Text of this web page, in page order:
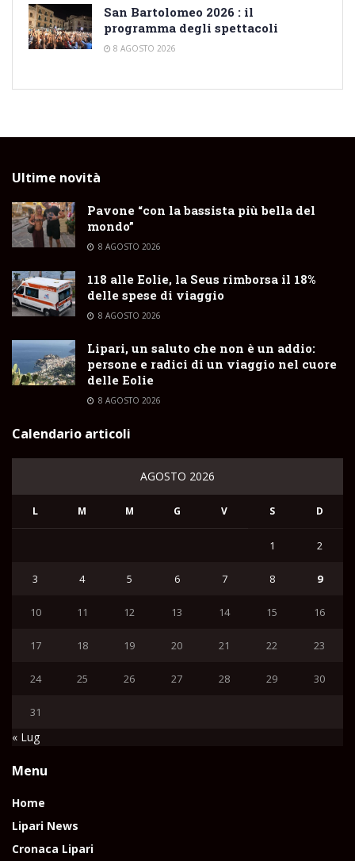
San Bartolomeo 2026 : il
programma degli spettacoli
8 AGOSTO 2026
Ultime novità
Pavone “con la bassista più bella del
mondo”
8 AGOSTO 2026
118 alle Eolie, la Seus rimborsa il 18%
delle spese di viaggio
8 AGOSTO 2026
Lipari, un saluto che non è un addio:
persone e radici di un viaggio nel cuore
delle Eolie
8 AGOSTO 2026
Calendario articoli
AGOSTO 2026
L M M G V S D
1 2
3 4 5 6 7 8 9
10 11 12 13 14 15 16
17 18 19 20 21 22 23
24 25 26 27 28 29 30
31
« Lug
Menu
Home
Lipari News
Cronaca Lipari